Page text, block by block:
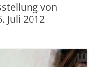
von
Juli 2012